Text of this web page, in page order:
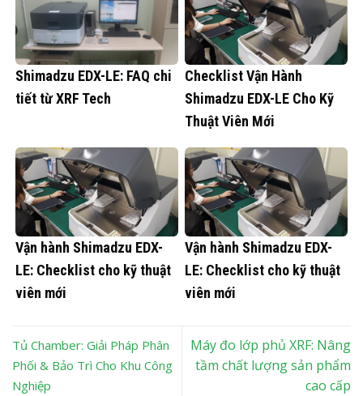
Shimadzu EDX-LE: FAQ chi
tiết từ XRF Tech
Checklist Vận Hành
Shimadzu EDX-LE Cho Kỹ
Thuật Viên Mới
Vận hành Shimadzu EDX-
LE: Checklist cho kỹ thuật
viên mới
Vận hành Shimadzu EDX-
LE: Checklist cho kỹ thuật
viên mới
Tủ Chamber: Giải Pháp Phân
Phối & Bảo Trì Cho Khu Công
Nghiệp
Máy đo lớp phủ XRF: Nâng
tầm chất lượng sản phẩm
cao cấp